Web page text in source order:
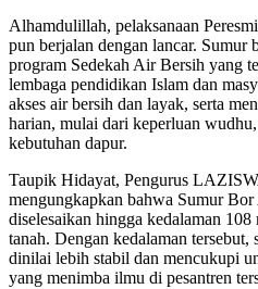
Alhamdulillah, pelaksanaan
pun berjalan dengan lancar. Sumur
program Sedekah Air Bersih yang
lembaga pendidikan Islam dan
akses air bersih dan layak, serta
harian, mulai dari keperluan
kebutuhan dapur.
Taupik Hidayat, Pengurus
mengungkapkan bahwa Sumur
diselesaikan hingga kedalaman
tanah. Dengan kedalaman
dinilai lebih stabil dan mencukupi
yang menimba ilmu di pesantren